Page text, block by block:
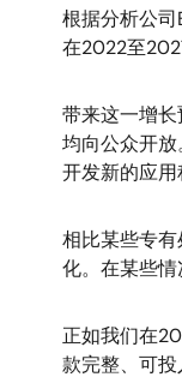
根据分析公
在2022至
带来这一增
均向公众开
开发新的应用
相比某些专
化。在某些情
正如我们在
款完整、可